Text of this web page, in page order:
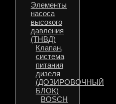
Элементы
насоса
высокого
давления
(ТНВД)
Клапан,
система
питания
дизеля
(ДОЗИРОВОЧНЫЙ
БЛОК)
BOSCH